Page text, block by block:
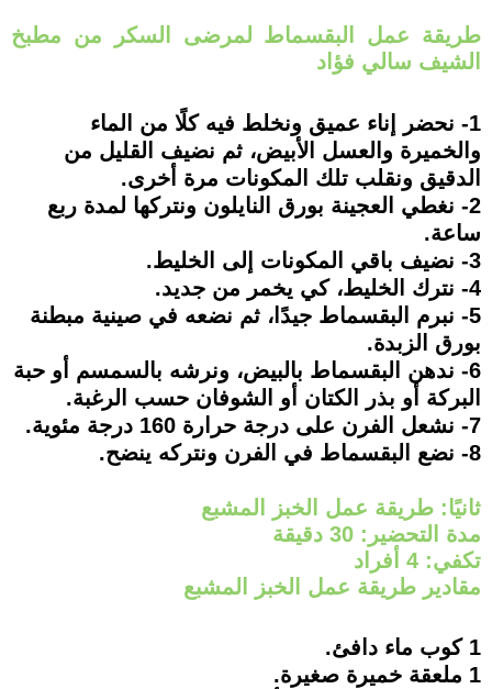
طريقة عمل البقسماط لمرضى السكر من مطبخ
الشيف سالي فؤاد
1- نحضر إناء عميق ونخلط فيه كلًا من الماء
والخميرة والعسل الأبيض، ثم نضيف القليل من
الدقيق ونقلب تلك المكونات مرة أخرى.
2- نغطي العجينة بورق النايلون ونتركها لمدة ربع
ساعة.
3- نضيف باقي المكونات إلى الخليط.
4- نترك الخليط، كي يخمر من جديد.
5- نبرم البقسماط جيدًا، ثم نضعه في صينية مبطنة
بورق الزبدة.
6- ندهن البقسماط بالبيض، ونرشه بالسمسم أو حبة
البركة أو بذر الكتان أو الشوفان حسب الرغبة.
7- نشعل الفرن على درجة حرارة 160 درجة مئوية.
8- نضع البقسماط في الفرن ونتركه ينضح.
ثانيًا: طريقة عمل الخبز المشبع
مدة التحضير: 30 دقيقة
تكفي: 4 أفراد
مقادير طريقة عمل الخبز المشبع
1 كوب ماء دافئ.
1 ملعقة خميرة صغيرة.